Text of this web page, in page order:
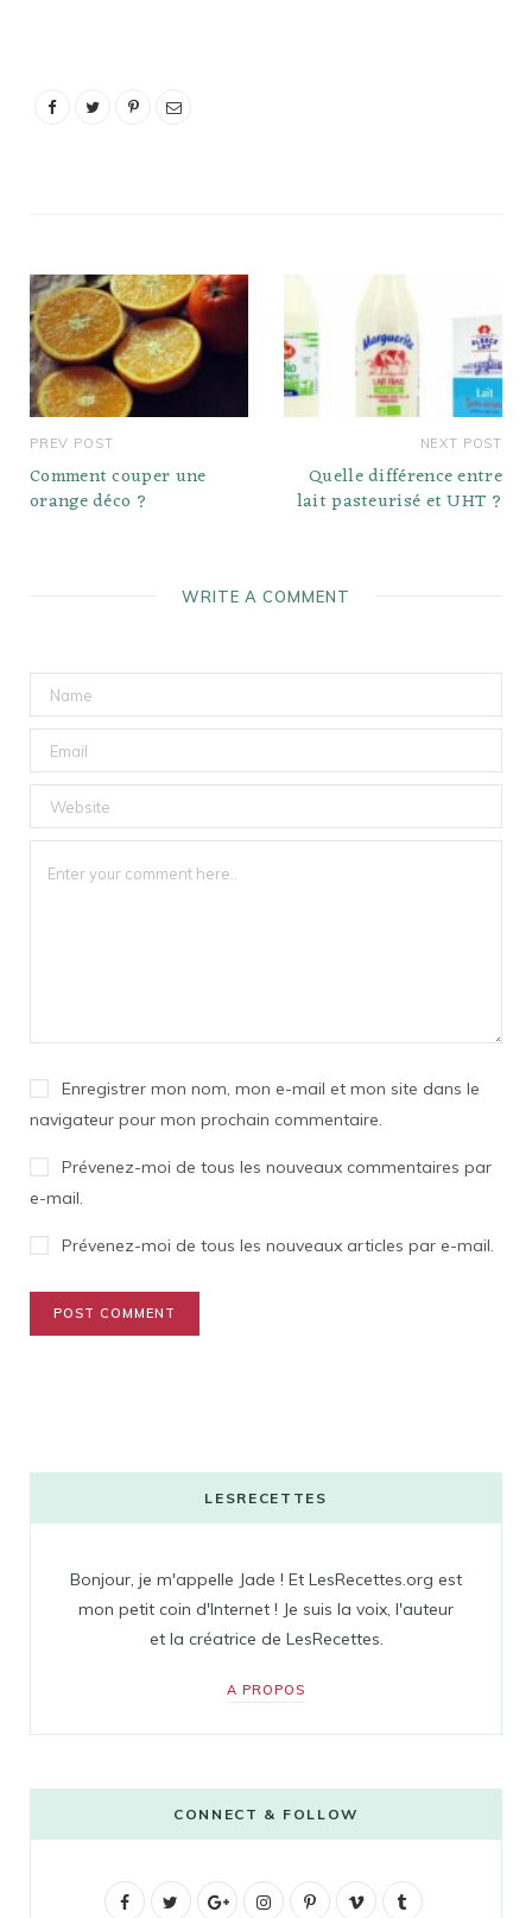
surveillance pendant le
PREV POST
Comment couper une
orange déco ?
NEXT POST
Quelle différence entre
lait pasteurisé et UHT ?
WRITE A COMMENT
Enregistrer mon nom, mon e-mail et mon site dans le
navigateur pour mon prochain commentaire.
Prévenez-moi de tous les nouveaux commentaires par
e-mail.
Prévenez-moi de tous les nouveaux articles par e-mail.
LESRECETTES
Bonjour, je m'appelle Jade ! Et LesRecettes.org est
mon petit coin d'Internet ! Je suis la voix, l'auteur
et la créatrice de LesRecettes.
A PROPOS
CONNECT & FOLLOW
F
G
I
P
V